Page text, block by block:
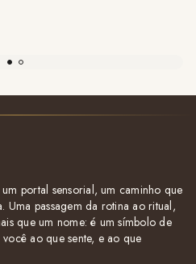
portal sensorial, um caminho que
Uma passagem da rotina ao ritual,
que um nome: é um símbolo de
ao que sente, e ao que